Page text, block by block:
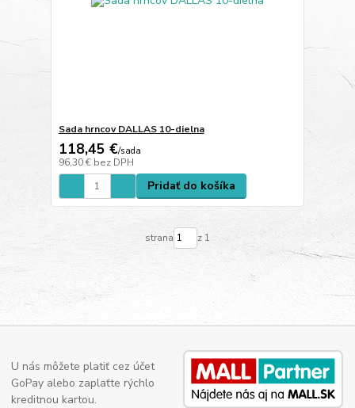
Sada hrncov DALLAS 10-dielna
118,45 €/sada
96,30 € bez DPH
Pridať do košíka
strana z 1
U nás môžete platiť cez účet
GoPay alebo zaplaťte rýchlo
kreditnou kartou.